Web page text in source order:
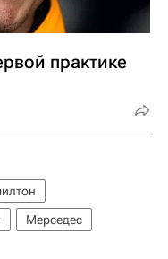
практике
Мерседес